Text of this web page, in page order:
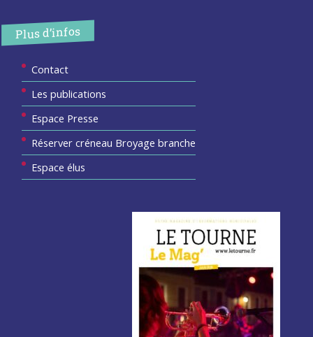
Plus d’infos
Contact
Les publications
Espace Presse
Réserver créneau Broyage branche
Espace élus